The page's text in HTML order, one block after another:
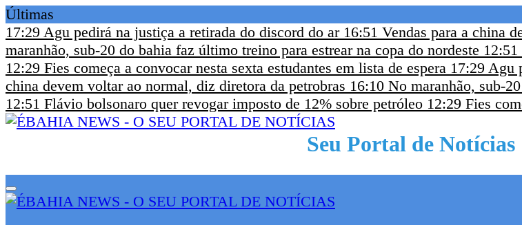
Últimas
17:29 Agu pedirá na justiça a retirada do discord do ar 16:51 Vendas para a china
maranhão, sub-20 do bahia faz último treino para estrear na copa do nordeste 12:51
12:29 Fies começa a convocar nesta sexta estudantes em lista de espera 17:29 Agu
china devem voltar ao normal, diz diretora da petrobras 16:10 No maranhão, sub-
12:51 Flávio bolsonaro quer revogar imposto de 12% sobre petróleo 12:29 Fies
Seu Portal de Notícias